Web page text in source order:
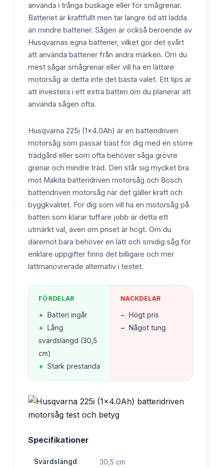
använda i trånga buskage eller för smågrenar.
Batteriet är kraftfullt men tar längre tid att ladda
än mindre batterier. Sågen är också beroende av
Husqvarnas egna batterier, vilket gör det svårt
att använda batterier från andra märken. Om du
mest sågar smågrenar eller vill ha en lättare
motorsåg är detta inte det bästa valet. Ett tips är
att investera i ett extra batteri om du planerar att
använda sågen ofta.
Husqvarna 225i (1x4.0Ah) är en batteridriven
motorsåg som passar bäst för dig med en större
trädgård eller som ofta behöver såga grövre
grenar och mindre träd. Den står sig mycket bra
mot Makita batteridriven motorsåg och Bosch
batteridriven motorsåg när det gäller kraft och
byggkvalitet. För dig som vill ha en motorsåg på
batteri som klarar tuffare jobb är detta ett
utmärkt val, även om priset är högt. Om du
däremot bara behöver en lätt och smidig såg för
enklare uppgifter finns det billigare och mer
lättmanövrerade alternativ i testet.
FÖRDELAR
+ Batteri ingår
+ Lång
svärdslängd (30,5
cm)
+ Stark prestanda
NACKDELAR
− Högt pris
− Något tung
Specifikationer
Svärdslängd 30,5 cm